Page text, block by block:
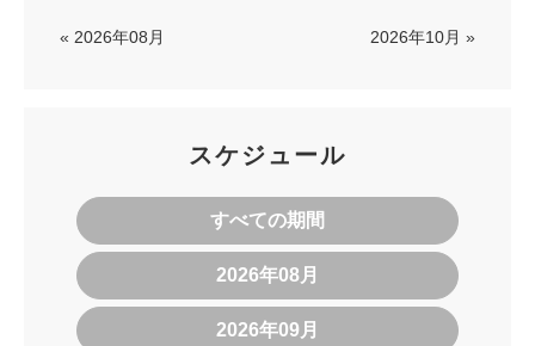
« 2026年08月 2026年10月 »
スケジュール
すべての期間
2026年08月
2026年09月